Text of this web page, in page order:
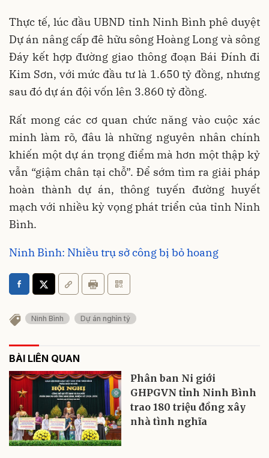
Thực tế, lúc đầu UBND tỉnh Ninh Bình phê duyệt
Dự án nâng cấp đê hữu sông Hoàng Long và sông
Đáy kết hợp đường giao thông đoạn Bái Đính đi
Kim Sơn, với mức đầu tư là 1.650 tỷ đồng, nhưng
sau đó dự án đội vốn lên 3.860 tỷ đồng.
Rất mong các cơ quan chức năng vào cuộc xác
minh làm rõ, đâu là những nguyên nhân chính
khiến một dự án trọng điểm mà hơn một thập kỷ
vẫn “giậm chân tại chỗ”. Để sớm tìm ra giải pháp
hoàn thành dự án, thông tuyến đường huyết
mạch với nhiều kỳ vọng phát triển của tỉnh Ninh
Bình.
Ninh Bình: Nhiều trụ sở công bị bỏ hoang
Ninh Bình Dự án nghìn tỷ
BÀI LIÊN QUAN
Phân ban Ni giới
GHPGVN tỉnh Ninh Bình
trao 180 triệu đồng xây
nhà tình nghĩa